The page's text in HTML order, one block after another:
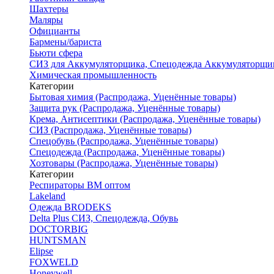
Шахтеры
Маляры
Официанты
Бармены/бариста
Бьюти сфера
СИЗ для Аккумуляторщика, Спецодежда
Химическая промышленность
Категории
Бытовая химия (Распродажа, Уценённые товары)
Защита рук (Распродажа, Уценённые товары)
Крема, Антисептики (Распродажа, Уценённые товары)
СИЗ (Распродажа, Уценённые товары)
Спецобувь (Распродажа, Уценённые товары)
Спецодежда (Распродажа, Уценённые товары)
Хозтовары (Распродажа, Уценённые товары)
Категории
Респираторы ВМ оптом
Lakeland
Одежда BRODEKS
Delta Plus СИЗ, Спецодежда, Обувь
DOCTORBIG
HUNTSMAN
Elipse
FOXWELD